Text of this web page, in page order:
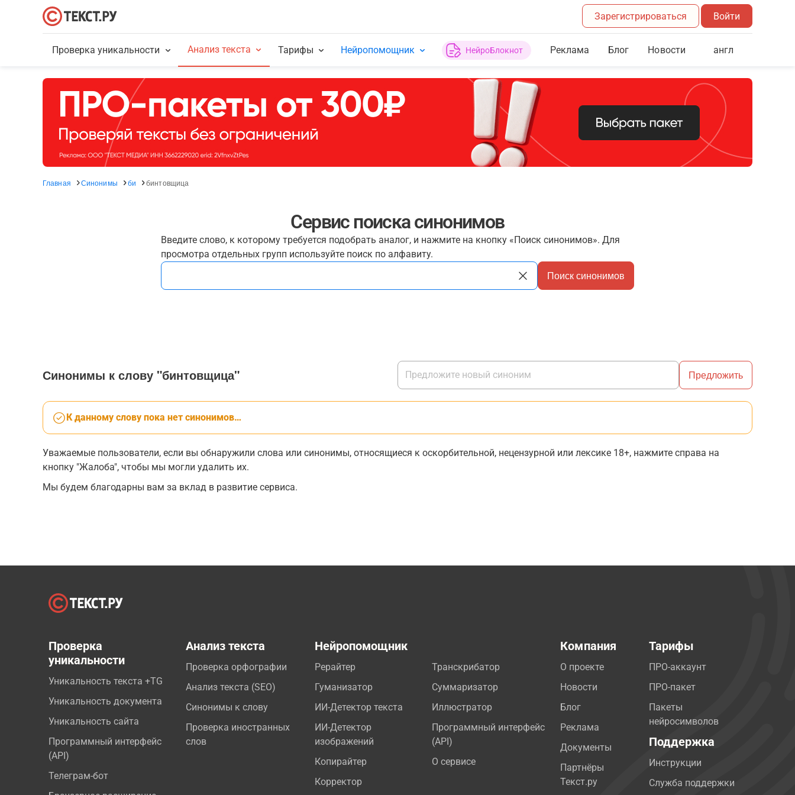
Зарегистрироваться Войти
Проверка уникальности Анализ текста Тарифы Нейропомощник НейроБлокнот Реклама Блог Новости англ
Главная Синонимы би бинтовщица
Сервис поиска синонимов
Введите слово, к которому требуется подобрать аналог, и нажмите на кнопку «Поиск синонимов». Для
просмотра отдельных групп используйте поиск по алфавиту.
Поиск синонимов
Синонимы к слову "бинтовщица" Предложить
К данному слову пока нет синонимов…
Уважаемые пользователи, если вы обнаружили слова или синонимы, относящиеся к оскорбительной, нецензурной или лексике 18+, нажмите справа на
кнопку "Жалоба", чтобы мы могли удалить их.
Мы будем благодарны вам за вклад в развитие сервиса.
Проверка
уникальности
Уникальность текста +TG
Уникальность документа
Уникальность сайта
Программный интерфейс
(API)
Телеграм-бот
Анализ текста
Проверка орфографии
Анализ текста (SEO)
Синонимы к слову
Проверка иностранных
слов
Нейропомощник
Рерайтер
Гуманизатор
ИИ-Детектор текста
ИИ-Детектор
изображений
Копирайтер
Корректор
Транскрибатор
Суммаризатор
Иллюстратор
Программный интерфейс
(API)
О сервисе
Компания
О проекте
Новости
Блог
Реклама
Документы
Партнёры
Текст.ру
Тарифы
ПРО-аккаунт
ПРО-пакет
Пакеты
нейросимволов
Поддержка
Инструкции
Служба поддержки